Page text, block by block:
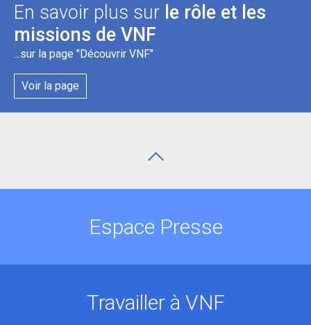
En savoir plus sur le rôle et les
missions de VNF
...sur la page "Découvrir VNF"
Voir la page
Espace Presse
Travailler à VNF